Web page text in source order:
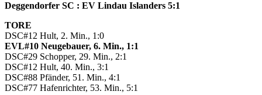
Deggendorfer SC : EV Lindau Islanders 5:1
TORE
DSC#12 Hult, 2. Min., 1:0
EVL#10 Neugebauer, 6. Min., 1:1
DSC#29 Schopper, 29. Min., 2:1
DSC#12 Hult, 40. Min., 3:1
DSC#88 Pfänder, 51. Min., 4:1
DSC#77 Hafenrichter, 53. Min., 5:1